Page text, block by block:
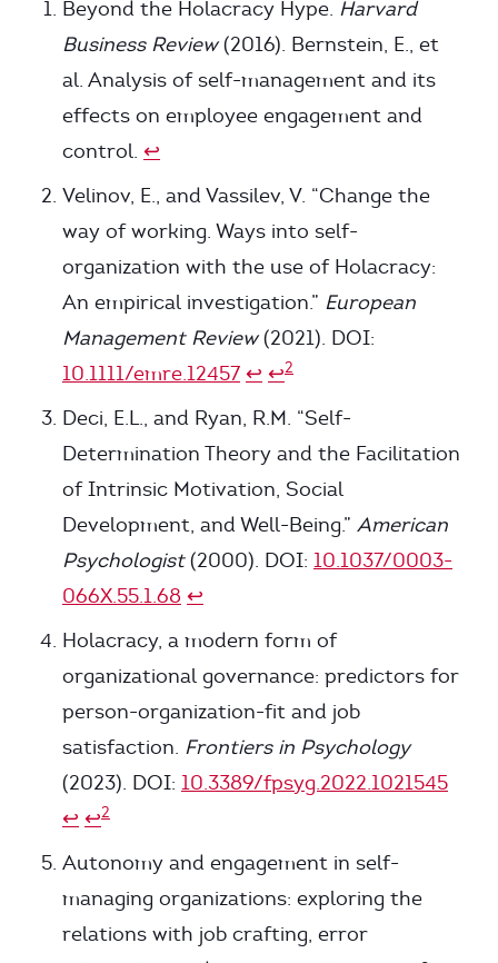
Beyond the Holacracy Hype. Harvard
Business Review(2016). Bernstein, E., et
al. Analysis of self-management and its
effects on employee engagement and
control. ↩
Velinov, E., and Vassilev, V. “Change the
way of working. Ways into self-
organization with the use of Holacracy:
An empirical investigation.” European
Management Review(2021). DOI:
10.1111/emre.12457 ↩ ↩2
Deci, E.L., and Ryan, R.M. “Self-
Determination Theory and the Facilitation
of Intrinsic Motivation, Social
Development, and Well-Being.” American
Psychologist(2000). DOI: 10.1037/0003-
066X.55.1.68 ↩
Holacracy, a modern form of
organizational governance: predictors for
person-organization-fit and job
satisfaction. Frontiers in Psychology
(2023). DOI: 10.3389/fpsyg.2022.1021545
↩ ↩2
Autonomy and engagement in self-
managing organizations: exploring the
relations with job crafting, error